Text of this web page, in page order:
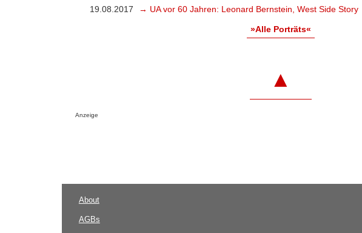
19.08.2017
→ UA vor 60 Jahren: Leonard Bernstein, West Side Story
»Alle Porträts«
▲
Anzeige
About
AGBs